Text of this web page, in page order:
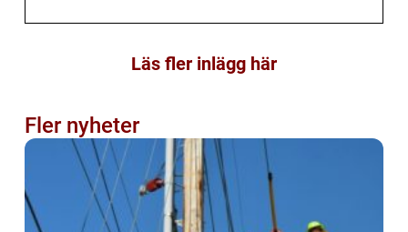
Läs fler inlägg här
Fler nyheter